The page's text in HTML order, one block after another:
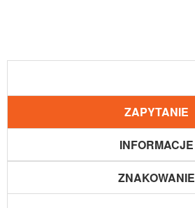
ZAPYTANIE
INFORMACJE
ZNAKOWANIE